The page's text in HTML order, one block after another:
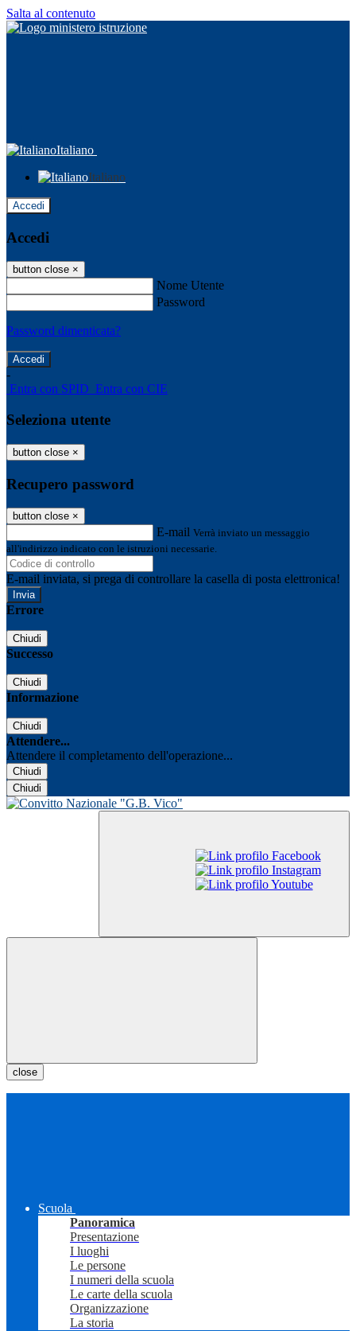
Salta al contenuto
Italiano
Italiano
Accedi
Accedi
button close ×
Nome Utente
Password
Password dimenticata?
-
Entra con SPID Entra con CIE
Seleziona utente
button close ×
Recupero password
button close ×
E-mail Verrà inviato un messaggio
all'indirizzo indicato con le istruzioni necessarie.
E-mail inviata, si prega di controllare la casella di posta elettronica!
Errore
Chiudi
Successo
Chiudi
Informazione
Chiudi
Attendere...
Attendere il completamento dell'operazione...
Chiudi
Chiudi
close
Scuola
Panoramica
Presentazione
I luoghi
Le persone
I numeri della scuola
Le carte della scuola
Organizzazione
La storia